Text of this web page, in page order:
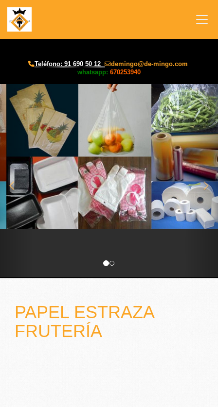
Teléfono: 91 690 50 12 demingo
de-mingo.com
whatsapp: 670253940
prev
PAPEL ESTRAZA
FRUTERÍA